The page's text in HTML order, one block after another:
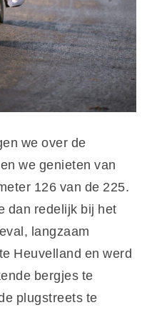
we over de
we genieten van
126 van de 225.
dan redelijk bij het
langzaam
Heuvelland en werd
bergjes te
plugstreets te